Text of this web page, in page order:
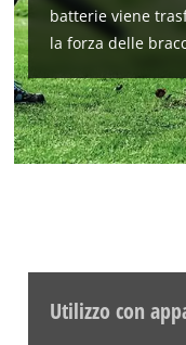
batterie viene
la forza delle
Utilizzo con